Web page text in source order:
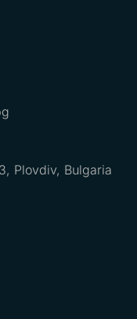
Plovdiv, Bulgaria